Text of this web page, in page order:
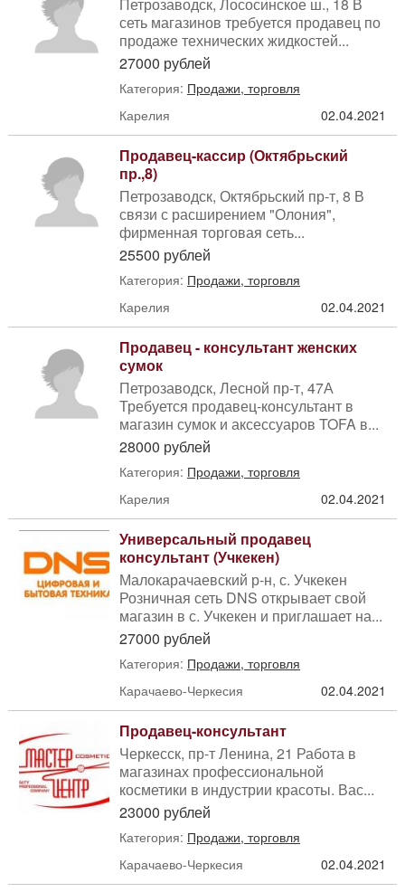
сеть магазинов требуется продавец по
продаже технических жидкостей...
27000 рублей
Категория: Продажи, торговля
Карелия
02.04.2021
Продавец-кассир (Октябрьский
пр.,8)
Петрозаводск, Октябрьский пр-т, 8 В
связи с расширением "Олония",
фирменная торговая сеть...
25500 рублей
Категория: Продажи, торговля
Карелия
02.04.2021
Продавец - консультант женских
сумок
Петрозаводск, Лесной пр-т, 47А
Требуется продавец-консультант в
магазин сумок и аксессуаров TOFA в...
28000 рублей
Категория: Продажи, торговля
Карелия
02.04.2021
Универсальный продавец
консультант (Учкекен)
Малокарачаевский р-н, с. Учкекен
Розничная сеть DNS открывает свой
магазин в с. Учкекен и приглашает на...
27000 рублей
Категория: Продажи, торговля
Карачаево-Черкесия
02.04.2021
Продавец-консультант
Черкесск, пр-т Ленина, 21 Работа в
магазинах профессиональной
косметики в индустрии красоты. Вас...
23000 рублей
Категория: Продажи, торговля
Карачаево-Черкесия
02.04.2021